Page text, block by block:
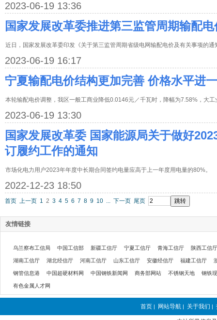
2023-06-19 13:36
国家发展改革委推进第三监管周期输配
近日，国家发展改革委印发《关于第三监管周期省级电网输配电价及有关事项的
2023-06-19 16:17
宁夏输配电价结构更加完善 价格水平进
本轮输配电价调整，我区一般工商业降低0.0146元／千瓦时，降幅为7.58%，大
2023-06-19 13:30
国家发展改革委 国家能源局关于做好
订履约工作的通知
市场化电力用户2023年年度中长期合同签约电量应高于上一年度用电量的80%。
2022-12-23 18:50
首页 上一页 1 2 3 4 5 6 7 8 9 10 ... 下一页 尾页
友情链接
乌兰察布工信局 中国工信部 新疆工信厅 宁夏工信厅 青海工信厅 陕西工信厅
湖南工信厅 湖北经信厅 河南工信厅 山东工信厅 安徽经信厅 福建工信厅
钢管信息港 中国超硬材料网 中国钢铁新闻网 商务部网站 不锈钢天地 钢铁
有色金属人才网
首页 | 网站导航 | 关于我们 |